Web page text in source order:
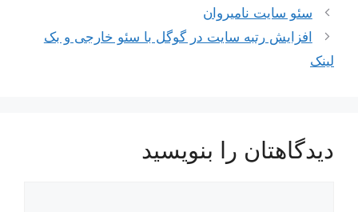
ناوبری
نوشته‌ها
سئو سایت نامیروان
افزایش رتبه سایت در گوگل با سئو خارجی و بک
لینک
دیدگاهتان را بنویسید